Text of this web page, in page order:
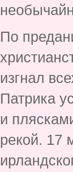
По
изгнал
Патрика
и
рекой. 17